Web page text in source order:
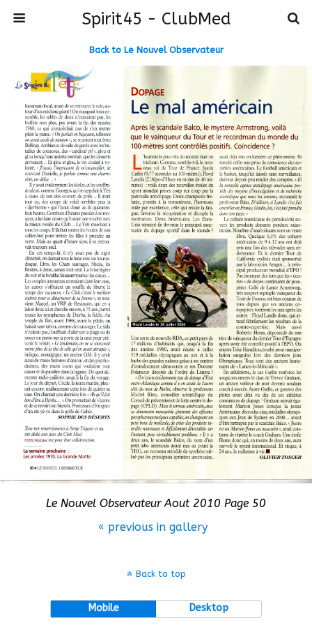
Spirit45 - ClubMed
Back to Le Nouvel Observateur
Le Nouvel Observateur Aout 2010 Page 50
« previous in gallery
Back to top
Mobile Desktop